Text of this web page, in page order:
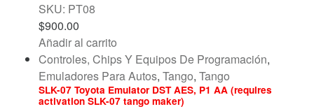
SKU: PT08
$900.00
Añadir al carrito
Controles, Chips Y Equipos De Programación,
Emuladores Para Autos, Tango, Tango
SLK-07 Toyota Emulator DST AES, P1 AA (requires
activation SLK-07 tango maker)